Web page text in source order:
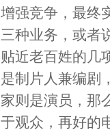
增强竞争，最终
三种业务，或者
贴近老百姓的几
是制片人兼编剧
家则是演员，那
于观众，再好的